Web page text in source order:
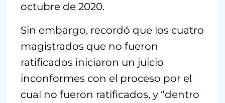
octubre de 2020.
Sin embargo, recordó que los cuatro
magistrados que no fueron
ratificados iniciaron un juicio
inconformes con el proceso por el
cual no fueron ratificados, y “dentro